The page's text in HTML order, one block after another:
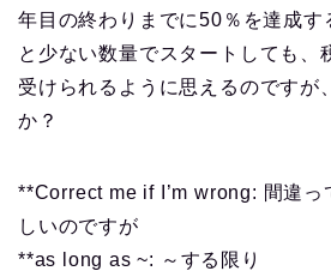
年目の終わりまでに50％を達成す
と少ない数量でスタートしても、
受けられるように思えるのですが
か？
**Correct me if I’m wrong: 間違っ
しいのですが
**as long as ~: ～する限り